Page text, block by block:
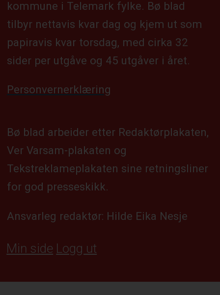
kommune i Telemark fylke. Bø blad
tilbyr nettavis kvar dag og kjem ut som
papiravis kvar torsdag, med cirka 32
sider per utgåve og 45 utgåver i året.
Personvernerklæring
Bø blad arbeider etter Redaktørplakaten,
Ver Varsam-plakaten og
Tekstreklameplakaten sine retningsliner
for god presseskikk.
Ansvarleg redaktør: Hilde Eika Nesje
Min side Logg ut